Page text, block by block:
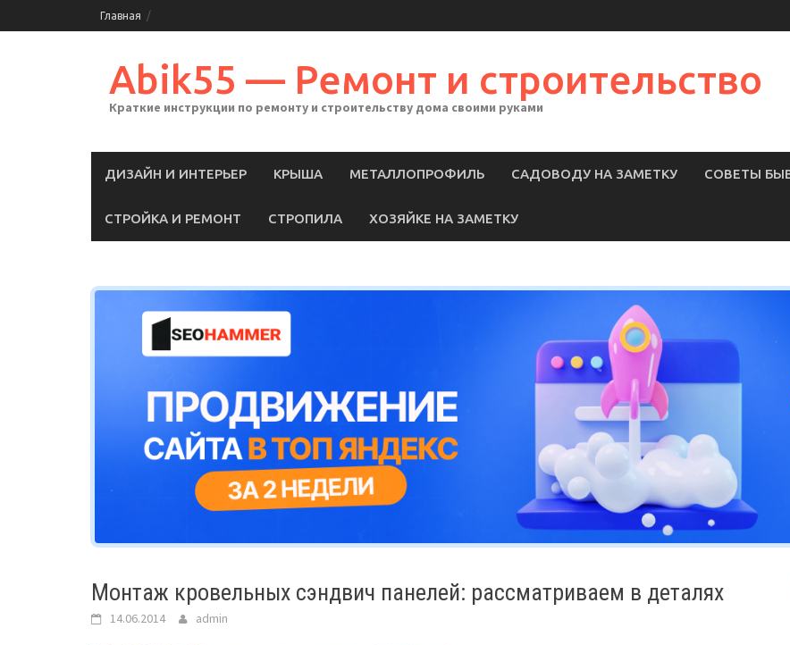
to
Главная
Abik55 — Ремонт и строительство
Краткие инструкции по ремонту и строительству дома своими руками
ДИЗАЙН И ИНТЕРЬЕР КРЫША МЕТАЛЛОПРОФИЛЬ САДОВОДУ НА ЗАМЕТКУ СОВЕТЫ
СТРОЙКА И РЕМОНТ СТРОПИЛА ХОЗЯЙКЕ НА ЗАМЕТКУ
Монтаж кровельных сэндвич панелей: рассматриваем в деталях
14.06.2014 admin